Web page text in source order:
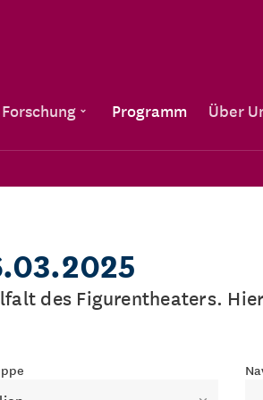
Forschung Programm Über
des Figurentheaters.